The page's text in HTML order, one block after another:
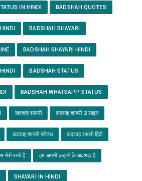
IN HINDI BADSHAH QUOTES
BADSHAH SHAYARI
BADSHAH SHAYARI HINDI
BADSHAH STATUS
BADSHAH WHATSAPP STATUS
बादशाह शायरी बादशाह शायरी 2 लाइन
बादशाह शायरी स्टेटस बादशाह शायरी हिंदी
मेरी रानी है हम अपनी कहानी के बादशाह है
SHAYARI IN HINDI